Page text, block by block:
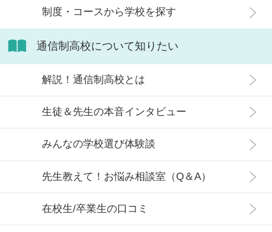
ます。
制度・コースから学校を探す
通信制高校について知りたい
解説！通信制高校とは
生徒＆先生の本音インタビュー
みんなの学校選び体験談
先生教えて！お悩み相談室（Q＆A）
在校生/卒業生の口コミ